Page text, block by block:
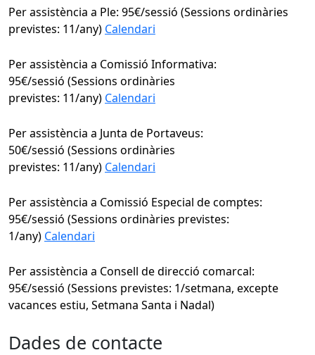
Per assistència a Ple: 95€/sessió (Sessions ordinàries
previstes: 11/any) Calendari
Per assistència a Comissió Informativa:
95€/sessió (Sessions ordinàries
previstes: 11/any) Calendari
Per assistència a Junta de Portaveus:
50€/sessió (Sessions ordinàries
previstes: 11/any) Calendari
Per assistència a Comissió Especial de comptes:
95€/sessió (Sessions ordinàries previstes:
1/any) Calendari
Per assistència a Consell de direcció comarcal:
95€/sessió (Sessions previstes: 1/setmana, excepte
vacances estiu, Setmana Santa i Nadal)
Dades de contacte